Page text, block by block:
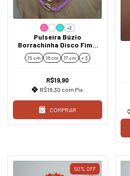
+2
Pulseira Búzio
Borrachinha Disco Fimo
Colorida Ouro
15 cm 16 cm 17 cm + 3
R$19,90
R$19,30 com Pix
COMPRAR
50% OFF